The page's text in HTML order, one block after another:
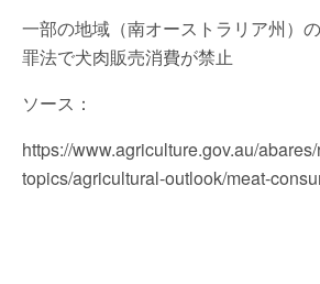
一部の地域（南オーストラリア州）
罪法で犬肉販売消費が禁止
ソース：
https://www.agriculture.gov.au/
topics/agricultural-outlook/meat-